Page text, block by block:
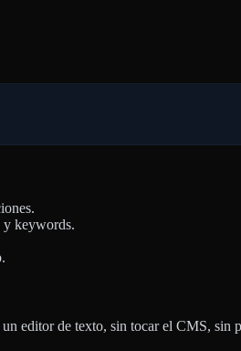
y keywords.
editor de texto, sin tocar el CMS, sin